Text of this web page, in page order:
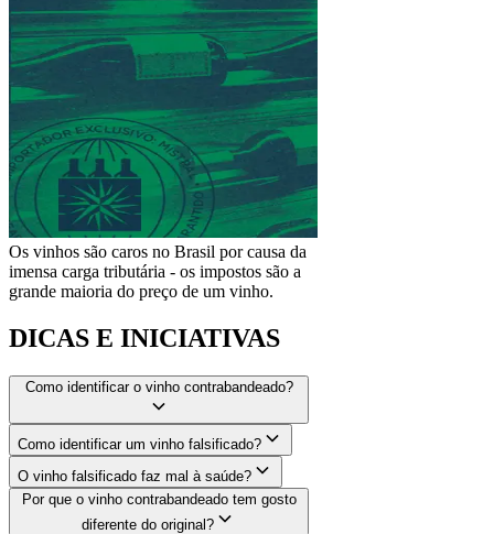
Os vinhos são caros no Brasil por causa da
imensa carga tributária - os impostos são a
grande maioria do preço de um vinho.
DICAS E INICIATIVAS
Como identificar o vinho contrabandeado?
Como identificar um vinho falsificado?
O vinho falsificado faz mal à saúde?
Por que o vinho contrabandeado tem gosto
diferente do original?